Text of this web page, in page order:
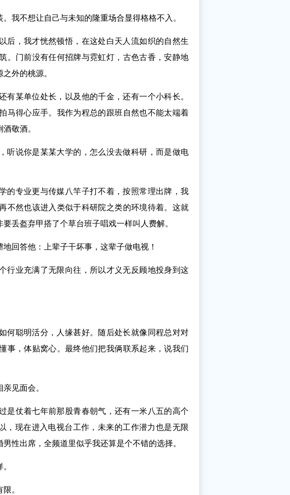
我不想让自己与未知的隆重场合显得格格不入。
后，我才恍然顿悟，在这处白天人流如织的自然生
。门前没有任何招牌与霓虹灯，古色古香，安静地
外的桃源。
某单位处长，以及他的千金，还有一个小科长。
马得心应手。我作为程总的跟班自然也不能太端着
敬酒。
听说你是某某大学的，怎么没去做科研，而是做电
的专业更与传媒八竿子打不着，按照常理出牌，我
不然也该进入类似于科研院之类的环境待着。这就
丢盔弃甲搭了个草台班子唱戏一样叫人费解。
回答他：上辈子干坏事，这辈子做电视！
行业充满了无限向往，所以才义无反顾地投身到这
何聪明活分，人缘甚好。随后处长就像同程总对对
事，体贴窝心。最终他们把我俩联系起来，说我们
见面会。
是仗着七年前那股青春朝气，还有一米八五的高个
现在进入电视台工作，未来的工作潜力也是无限
性出席，全频道里似乎我还算是个不错的选择。
。